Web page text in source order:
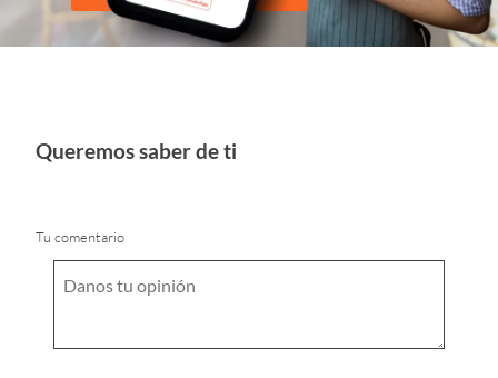
Queremos saber de ti
Tu comentario